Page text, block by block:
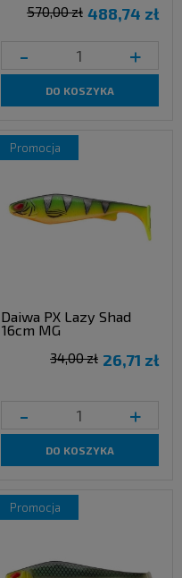
488,74 zł
570,00 zł
- +
DO KOSZYKA
Daiwa PX Lazy Shad
16cm MG
26,71 zł
34,00 zł
- +
DO KOSZYKA
promocja
promocja